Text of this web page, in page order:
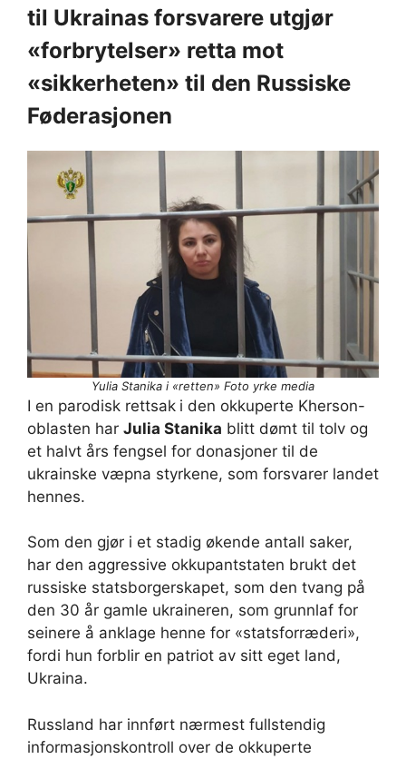
til Ukrainas forsvarere utgjør
«forbrytelser» retta mot
«sikkerheten» til den Russiske
Føderasjonen
Yulia Stanika i «retten» Foto yrke media
I en parodisk rettsak i den okkuperte Kherson-
oblasten har Julia Stanika blitt dømt til tolv og
et halvt års fengsel for donasjoner til de
ukrainske væpna styrkene, som forsvarer landet
hennes.
Som den gjør i et stadig økende antall saker,
har den aggressive okkupantstaten brukt det
russiske statsborgerskapet, som den tvang på
den 30 år gamle ukraineren, som grunnlaf for
seinere å anklage henne for «statsforræderi»,
fordi hun forblir en patriot av sitt eget land,
Ukraina.
Russland har innført nærmest fullstendig
informasjonskontroll over de okkuperte